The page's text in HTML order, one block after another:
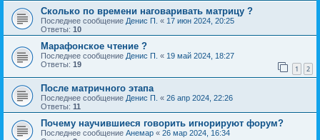
Сколько по времени наговаривать матрицу ?
Последнее сообщение Денис П. « 17 июн 2024, 20:25
Ответы: 10
Марафонское чтение ?
Последнее сообщение Денис П. « 19 май 2024, 18:27
Ответы: 19 1 2
После матричного этапа
Последнее сообщение Денис П. « 26 апр 2024, 22:26
Ответы: 11
Почему научившиеся говорить игнорируют форум?
Последнее сообщение Анемар « 26 мар 2024, 16:34